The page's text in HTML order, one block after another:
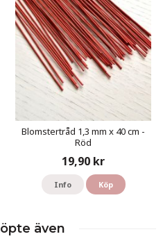
Blomstertråd 1,3 mm x 40 cm -
Röd
19,90 kr
Info Köp
även